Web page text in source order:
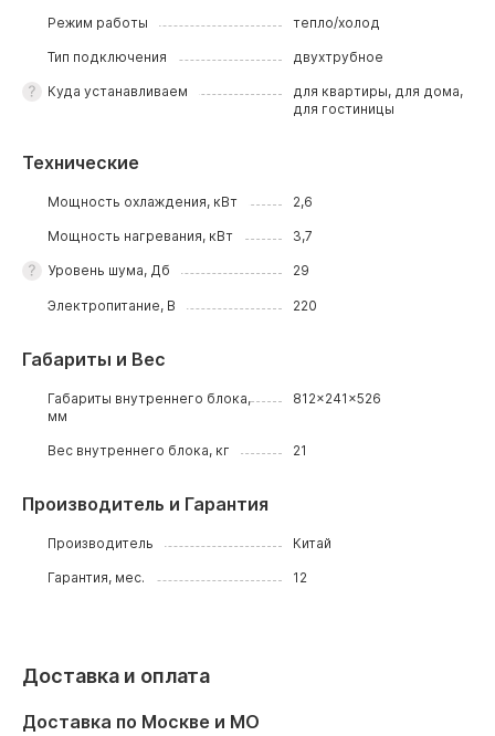
Режим работы тепло/холод
Тип подключения двухтрубное
Куда устанавливаем
для квартиры, для дома,
для гостиницы
Технические
Мощность охлаждения, кВт 2,6
Мощность нагревания, кВт 3,7
Уровень шума, Дб 29
Электропитание, В 220
Габариты и Вес
Габариты внутреннего блока,
мм
812x241x526
Вес внутреннего блока, кг 21
Производитель и Гарантия
Производитель Китай
Гарантия, мес. 12
Доставка и оплата
Доставка по Москве и МО